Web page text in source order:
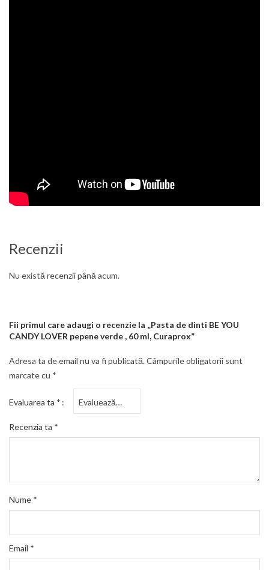
Recenzii
Nu există recenzii până acum.
Fii primul care adaugi o recenzie la „Pasta de dinti BE YOU
CANDY LOVER pepene verde , 60 ml, Curaprox”
Adresa ta de email nu va fi publicată.Câmpurile obligatorii sunt
marcate cu *
Evaluarea ta *
Recenzia ta *
Nume *
Email *